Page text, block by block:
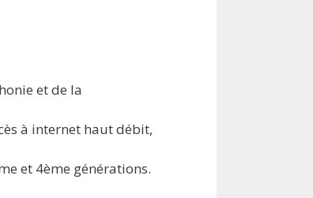
et de la
à internet haut débit,
et 4ème générations.